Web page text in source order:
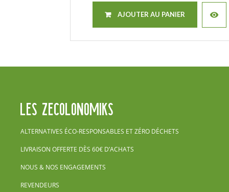
AJOUTER AU PANIER visibility
LES ZECOLONOMIKS
ALTERNATIVES ÉCO-RESPONSABLES ET ZÉRO DÉCHETS
LIVRAISON OFFERTE DÈS 60€ D’ACHATS
NOUS & NOS ENGAGEMENTS
REVENDEURS